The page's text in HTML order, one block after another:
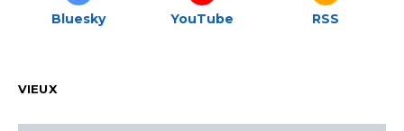
Bluesky YouTube RSS
VIEUX